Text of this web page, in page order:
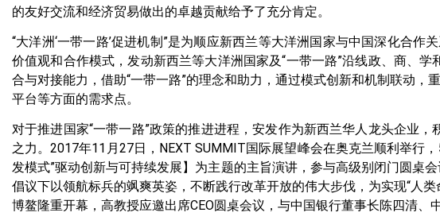
的友好交流和经济贸易做出的卓越贡献给予了充分肯定。
“大洋洲‘一带一路’促进机制”是为顺应新西兰等大洋洲国家与中国深化合
价值观和合作模式，发动新西兰等大洋洲国家及“一带一路”沿线政、商、
合与对接能力，借助“一带一路”的理念和助力，通过模式创新和机制联动
平台等方面的需求点。
对于推进国家“一带一路”政策的推进进程，安发作为新西兰华人龙头企业
之力。2017年11月27日，NEXT SUMMIT国际展望峰会在奥克兰顺利举行
发模式”驱动创新与可持续发展】为主题的主旨演讲，参与高级别闭门圆桌
倡议下以领航标兵的飒爽英姿，不断践行改革开放的伟大步伐，为实现“人
博鳌隆重开幕，高教授应邀出席CEO圆桌会议，与中国银行董事长陈四清、